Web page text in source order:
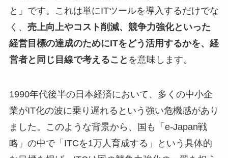
と」です。これは単にITツールを導入するだけでな
く、 売上向上やコスト削減、競争力強化といった
経営目標の達成のためにITをどう活用するかを、経
営者と同じ目線で考えること を意味します。
1990年代後半の日本経済において、多くの中小企
業がIT化の波に乗り遅れるという強い危機感があり
ました。このような背景から、国も「e-Japan戦
略」の中で「ITCを1万人育成する」という具体的